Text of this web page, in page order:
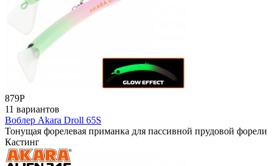
879Р
11 вариантов
Воблер Akara Droll 65S
Тонущая форелевая приманка для пассивной прудовой форели
Кастинг